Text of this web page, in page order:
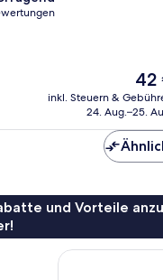
Der
Preis
42
inkl. Steuern &
24. Aug.–25.
und Vorteile